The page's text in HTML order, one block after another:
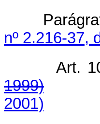
nº 2.216-37,
Art.
1999)
2001)